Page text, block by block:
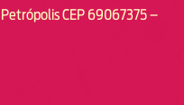
CEP 69067375 –